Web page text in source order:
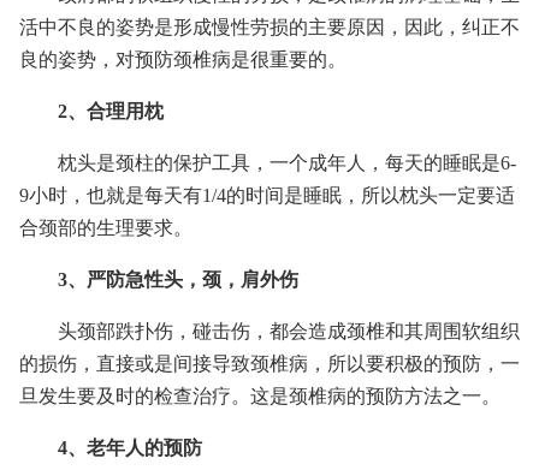
活中不良的姿势是形成慢性劳损的主要原因，因此，纠正不
良的姿势，对预防颈椎病是很重要的。
2、合理用枕
枕头是颈柱的保护工具，一个成年人，每天的睡眠是6-
9小时，也就是每天有1/4的时间是睡眠，所以枕头一定要适
合颈部的生理要求。
3、严防急性头，颈，肩外伤
头颈部跌扑伤，碰击伤，都会造成颈椎和其周围软组织
的损伤，直接或是间接导致颈椎病，所以要积极的预防，一
旦发生要及时的检查治疗。这是颈椎病的预防方法之一。
4、老年人的预防